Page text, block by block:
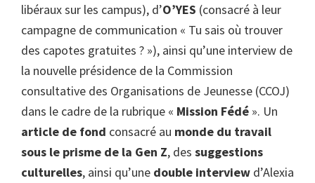
libéraux sur les campus), d’O’YES (consacré à leur
campagne de communication « Tu sais où trouver
des capotes gratuites ? »), ainsi qu’une interview de
la nouvelle présidence de la Commission
consultative des Organisations de Jeunesse (CCOJ)
dans le cadre de la rubrique « Mission Fédé ». Un
article de fond consacré au monde du travail
sous le prisme de la Gen Z, des suggestions
culturelles, ainsi qu’une double interview d’Alexia